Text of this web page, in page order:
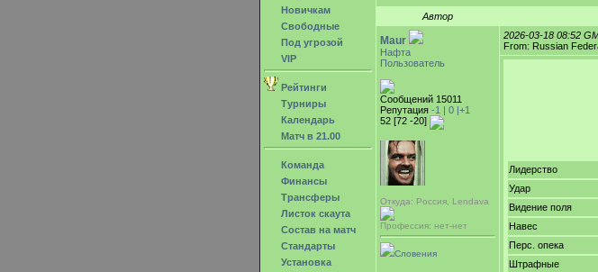
Новичкам
Свободные
Под угрозой
VIP
Рейтинги
Турниры
Календарь
Матч в 21.00
Команда
Финансы
Трансферы
Листок скаута
Состав на матч
Стандарты
Установка
Автор
Maur
Нафта
Пользователь
Сообщений 15011
Репутация -1 | 0 |+1
52 [72 -20]
Откуда: Россия, Lendava
Профессия: нет-нет
Словения
2026-03-18 08:52
From: Russian
Лидерство
Удар
Видение поля
Навес
Перс. опека
Штрафные